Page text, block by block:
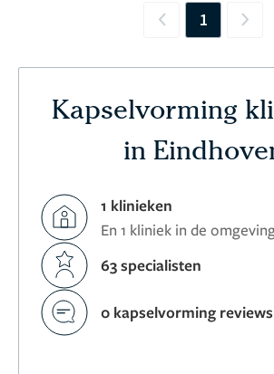
Previous
1 Next
Kapselvorming
in
1 klinieken
En 1 kliniek in de
63 specialisten
0 kapselvorming reviews